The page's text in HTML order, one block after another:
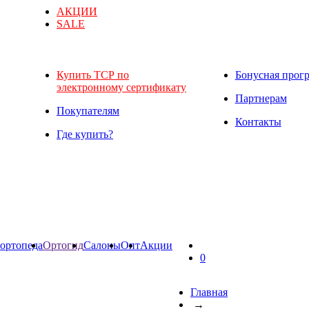
АКЦИИ
SALE
Купить ТСР по
электронному сертификату
Покупателям
Где купить?
Бонусная
Партнерам
Контакты
ОртогидСалоныОптАкции
0
Главная
→